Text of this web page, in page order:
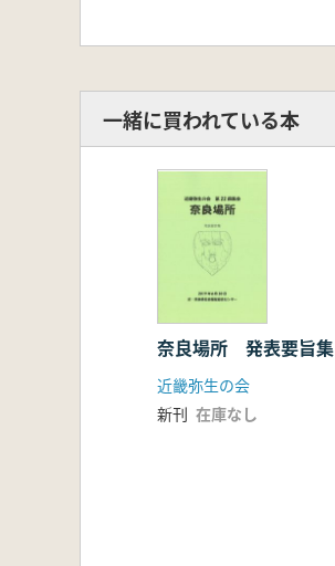
一緒に買われている本
奈良場所 発表要旨集
近畿弥生の会
新刊 在庫なし